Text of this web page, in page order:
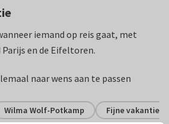
iemand op reis gaat, met
en de Eifeltoren.
naar wens aan te passen
Wilma Wolf-Potkamp Fijne vakantie